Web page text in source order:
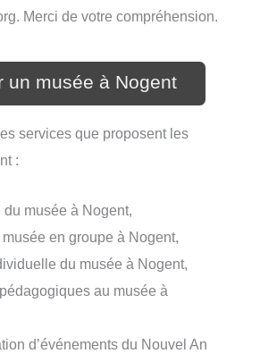
Merci de votre compréhension.
un musée à Nogent
services que proposent les
:
du musée à Nogent,
en groupe à Nogent,
du musée à Nogent,
au musée à
d’événements du Nouvel An